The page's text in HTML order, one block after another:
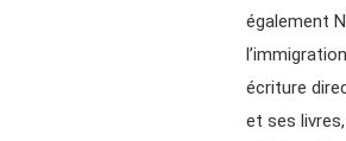
également
écriture
et ses